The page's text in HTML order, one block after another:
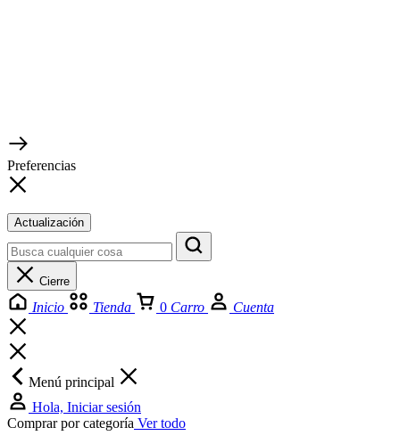
Preferencias
Actualización
Cierre
Inicio Tienda 0 Carro Cuenta
Menú principal
Hola, Iniciar sesión
Comprar por categoría Ver todo